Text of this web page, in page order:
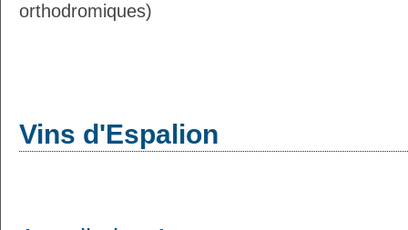
orthodromiques)
Vins d'Espalion